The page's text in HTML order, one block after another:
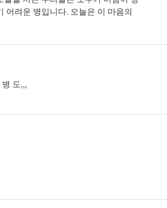
어려운 병입니다. 오늘은 이 마음의
도,,,